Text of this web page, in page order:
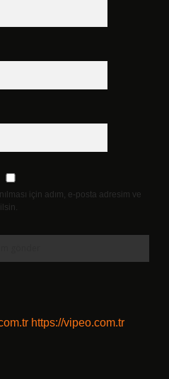
için adım, e-posta adresim ve
https://vipeo.com.tr